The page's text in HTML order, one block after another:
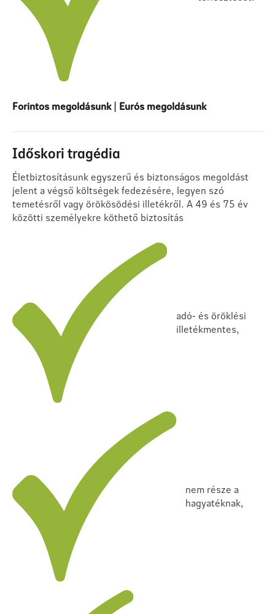
Forintos megoldásunk| Eurós megoldásunk
Időskori tragédia
Életbiztosításunk egyszerű és biztonságos megoldást
jelent a végső költségek fedezésére, legyen szó
temetésről vagy örökösödési illetékről. A 49 és 75 év
közötti személyekre köthető biztosítás
adó- és öröklési
illetékmentes,
nem része a
hagyatéknak,